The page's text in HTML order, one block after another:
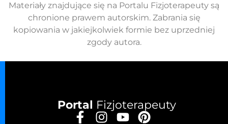
Materiały znajdujące się na Portalu Fizjoterapeuty są
chronione prawem autorskim. Zabrania się
kopiowania w jakiejkolwiek formie bez uprzedniej
zgody autora.
Portal Fizjoterapeuty